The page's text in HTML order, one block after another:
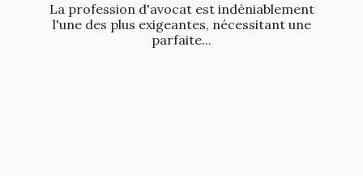
La profession d'avocat est indéniablement
l'une des plus exigeantes, nécessitant une
parfaite...